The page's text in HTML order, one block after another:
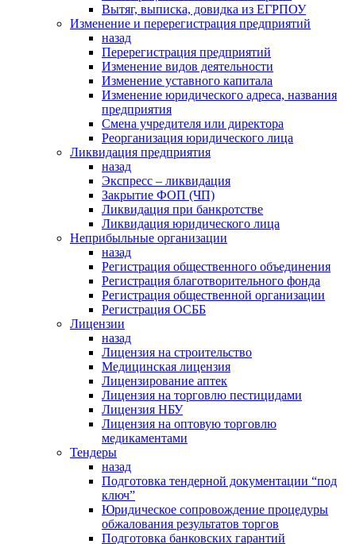
Вытяг, выписка, довидка из ЕГРПОУ
Изменение и перерегистрация предприятий
назад
Перерегистрация предприятий
Изменение видов деятельности
Изменение уставного капитала
Изменение юридического адреса, названия
предприятия
Смена учредителя или директора
Реорганизация юридического лица
Ликвидация предприятия
назад
Экспресс – ликвидация
Закрытие ФОП (ЧП)
Ликвидация при банкротстве
Ликвидация юридического лица
Неприбыльные организации
назад
Регистрация общественного объединения
Регистрация благотворительного фонда
Регистрация общественной организации
Регистрация ОСББ
Лицензии
назад
Лицензия на строительство
Медицинская лицензия
Лицензирование аптек
Лицензия на торговлю пестицидами
Лицензия НБУ
Лицензия на оптовую торговлю
медикаментами
Тендеры
назад
Подготовка тендерной документации “под
ключ”
Юридическое сопровождение процедуры
обжалования результатов торгов
Подготовка банковских гарантий